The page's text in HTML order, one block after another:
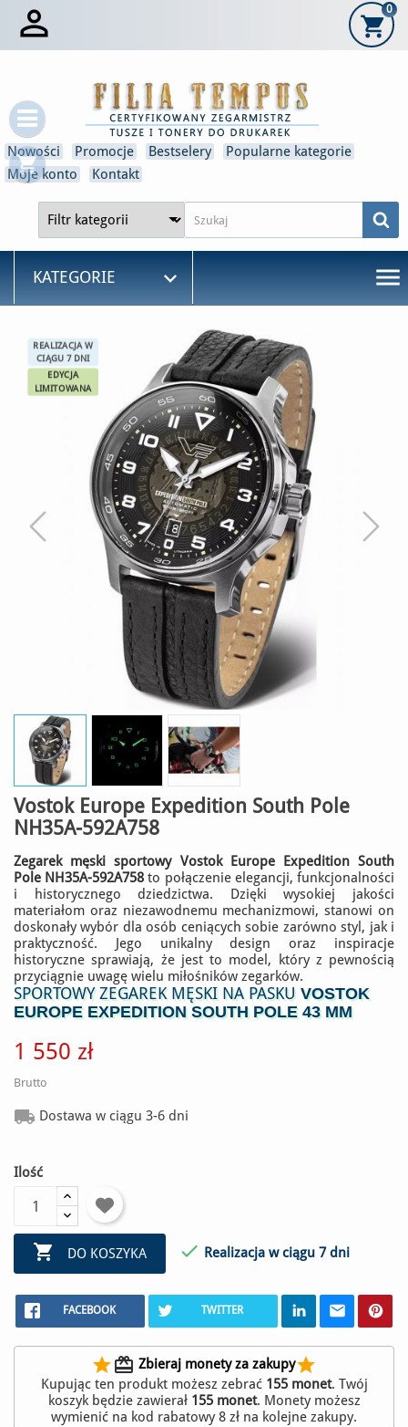

shopping_cart
shopping_cart
0
Nowości Promocje Bestselery
Popularne kategorie
Moje konto
Kontakt
KATEGORIE  menu
REALIZACJA W
CIĄGU 7 DNI
EDYCJA
LIMITOWANA
Vostok Europe Expedition South Pole
NH35A-592A758
Zegarek męski sportowy Vostok Europe Expedition South
Pole NH35A-592A758 to połączenie elegancji, funkcjonalności
i historycznego dziedzictwa. Dzięki wysokiej jakości
materiałom oraz niezawodnemu mechanizmowi, stanowi on
doskonały wybór dla osób ceniących sobie zarówno styl, jak i
praktyczność. Jego unikalny design oraz inspiracje
historyczne sprawiają, że jest to model, który z pewnością
przyciągnie uwagę wielu miłośników zegarków.
SPORTOWY ZEGAREK MĘSKI NA PASKU VOSTOK
EUROPE EXPEDITION SOUTH POLE 43 MM
1 550 zł
Brutto
 Dostawa w ciągu 3-6 dni
Ilość
 DO KOSZYKA  Realizacja w ciągu 7 dni
FACEBOOK TWITTER
starredeem Zbieraj monety za zakupystar
Kupując ten produkt możesz zebrać 155monet. Twój
koszyk będzie zawierał 155monet. Monety możesz
wymienić na kod rabatowy 8 zł na kolejne zakupy.
Zaloguj się ×
Musisz być zalogowany, aby zapisać produkty na swojej
liście życzeń.
Anulować